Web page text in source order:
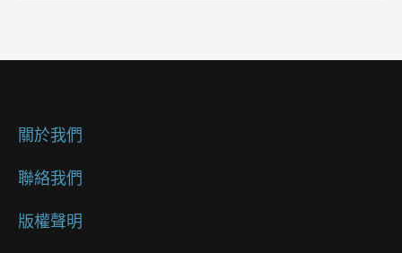
關於我們
聯絡我們
版權聲明